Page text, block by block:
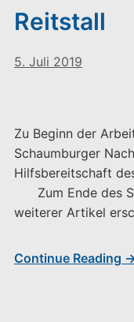
Reitstall
5. Juli 2019
Zu Beginn der
Schaumburger
Hilfsbereitschaft
Zum Ende des
weiterer Artikel
Continue Reading